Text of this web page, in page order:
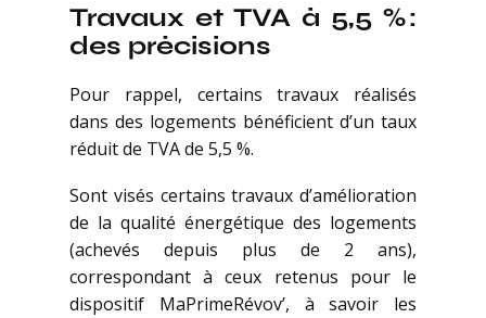
Travaux et TVA à 5,5 % :
des précisions
Pour rappel, certains travaux réalisés
dans des logements bénéficient d’un taux
réduit de TVA de 5,5 %.
Sont visés certains travaux d’amélioration
de la qualité énergétique des logements
(achevés depuis plus de 2 ans),
correspondant à ceux retenus pour le
dispositif MaPrimeRévov’, à savoir les